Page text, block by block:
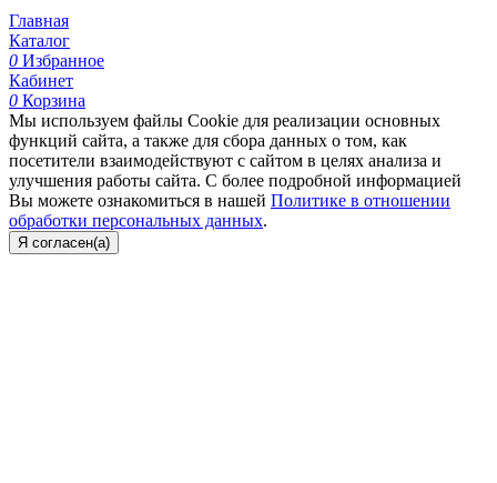
Главная
Каталог
0 Избранное
Кабинет
0 Корзина
Мы используем файлы Cookie для реализации основных
функций сайта, а также для сбора данных о том, как
посетители взаимодействуют с сайтом в целях анализа и
улучшения работы сайта. С более подробной информацией
Вы можете ознакомиться в нашей Политике в отношении
обработки персональных данных.
Я согласен(а)